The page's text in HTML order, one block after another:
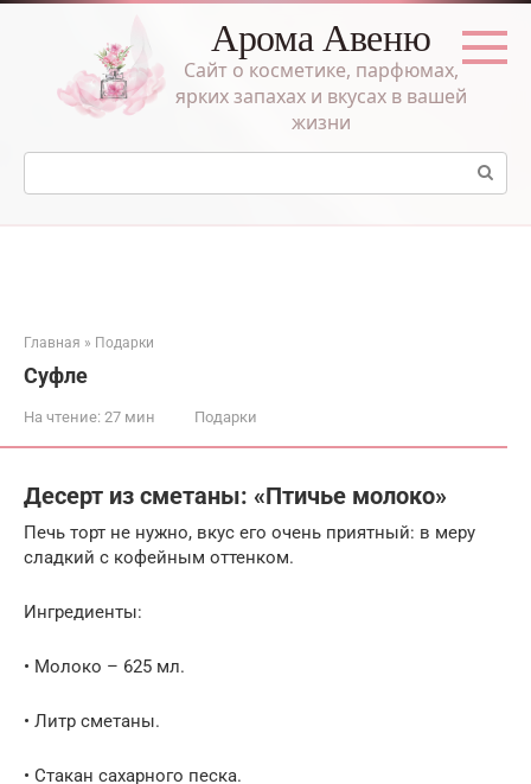
Перейти
Арома Авеню
Сайт о косметике, парфюмах,
ярких запахах и вкусах в вашей
жизни
Поиск:
Главная » Подарки
Суфле
На чтение: 27 мин Подарки
Десерт из сметаны: «Птичье молоко»
Печь торт не нужно, вкус его очень приятный: в меру
сладкий с кофейным оттенком.
Ингредиенты:
• Молоко – 625 мл.
• Литр сметаны.
• Стакан сахарного песка.